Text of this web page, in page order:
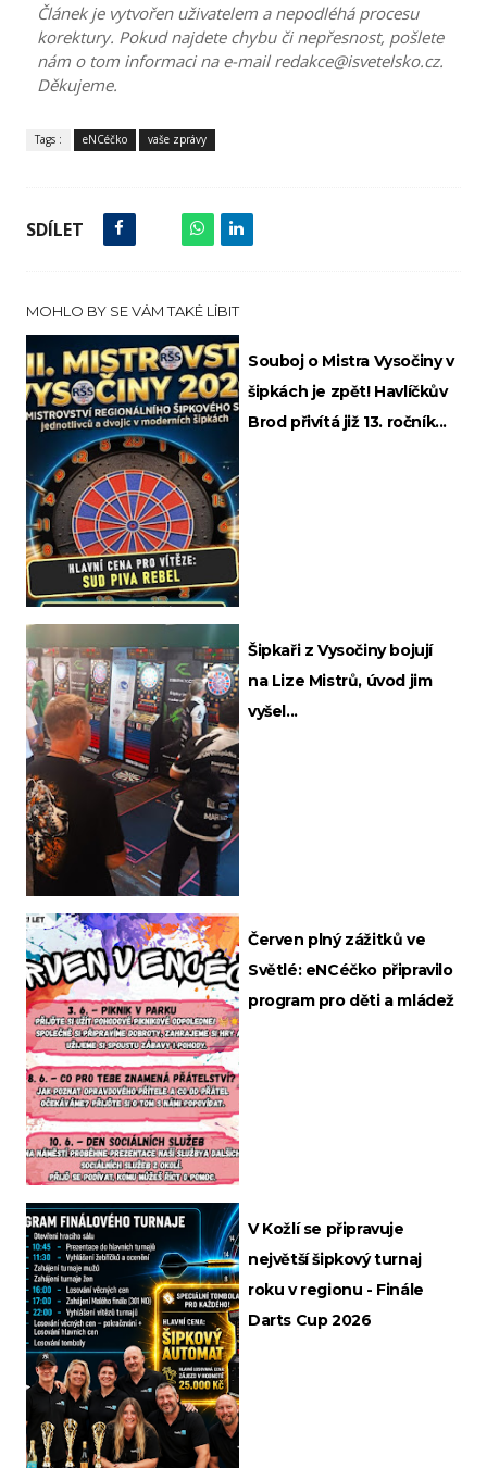
Článek je vytvořen uživatelem a nepodléhá procesu
korektury. Pokud najdete chybu či nepřesnost, pošlete
nám o tom informaci na e-mail redakce@isvetelsko.cz.
Děkujeme.
Tags : eNCéčko vaše zprávy
SDÍLET
MOHLO BY SE VÁM TAKÉ LÍBIT
Souboj o Mistra Vysočiny v
šipkách je zpět! Havlíčkův
Brod přivítá již 13. ročník...
Šipkaři z Vysočiny bojují
na Lize Mistrů, úvod jim
vyšel...
Červen plný zážitků ve
Světlé: eNCéčko připravilo
program pro děti a mládež
V Kožlí se připravuje
největší šipkový turnaj
roku v regionu - Finále
Darts Cup 2026